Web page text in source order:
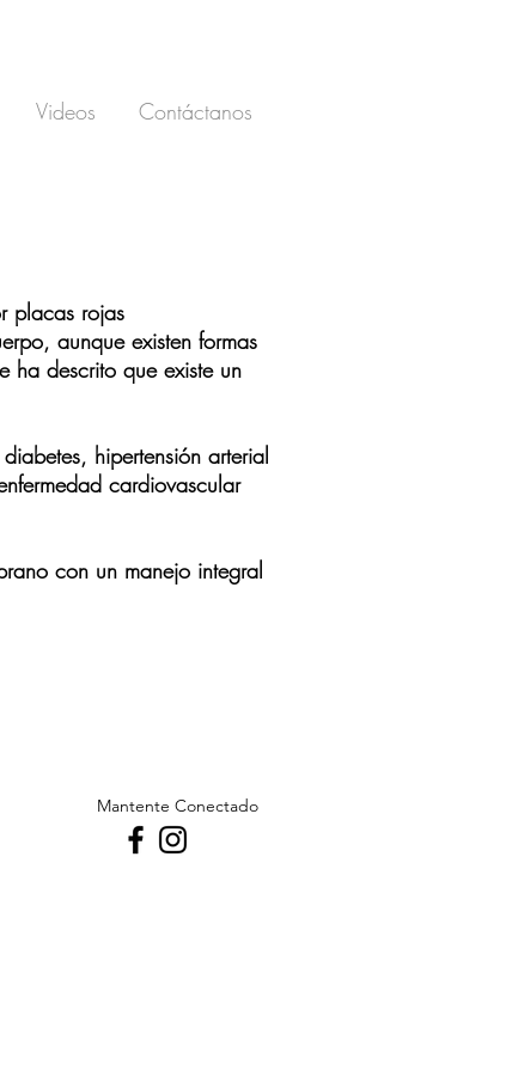
Videos Contáctanos
placas rojas
aunque existen formas
descrito que existe un
hipertensión arterial
cardiovascular
con un manejo integral
Mantente Conectado